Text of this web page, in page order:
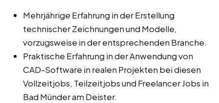
Mehrjährige Erfahrung in der Erstellung
technischer Zeichnungen und Modelle,
vorzugsweise in der entsprechenden Branche.
Praktische Erfahrung in der Anwendung von
CAD-Software in realen Projekten bei diesen
Vollzeitjobs, Teilzeitjobs und Freelancer Jobs in
Bad Münder am Deister.